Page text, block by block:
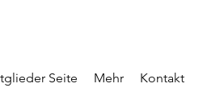
Seite Mehr Kontakt